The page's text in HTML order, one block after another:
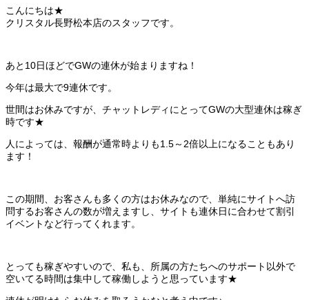
こんにちは★
クリスタル長野松本店のスタッフです。
あと10日ほどでGWの連休が始まりますね！
今年は最大で9連休です。
世間はお休みですが、チャットレディにとってGWの大型連休は稼ぎ
時です★
人によっては、報酬が通常時よりも1.5～2倍以上になることもあり
ます！
この期間、お客さんも多くの方はお休みなので、単純にサイトへ訪
問するお客さんの数が増えますし、サイトも連休日に合わせて割引
イベントなど行ってくれます。
とっても稼ぎやすいので、私も、所属の方たちへのサポート以外で
空いてる時間は集中して稼働しようと思っています★